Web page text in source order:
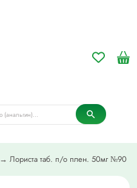
→ Лориста таб. п/о плен. 50мг №90